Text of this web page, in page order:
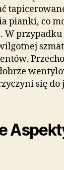
pianki, co
W
się do